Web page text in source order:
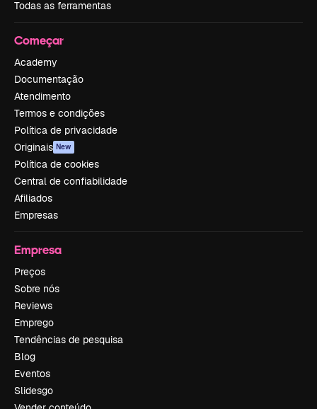
Todas as ferramentas
Começar
Academy
Documentação
Atendimento
Termos e condições
Política de privacidade
Originais New
Política de cookies
Central de confiabilidade
Afiliados
Empresas
Empresa
Preços
Sobre nós
Reviews
Emprego
Tendências de pesquisa
Blog
Eventos
Slidesgo